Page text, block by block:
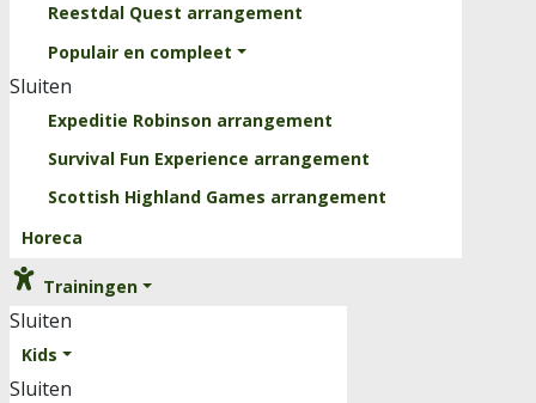
Reestdal Quest arrangement
Populair en compleet
Sluiten
Expeditie Robinson arrangement
Survival Fun Experience arrangement
Scottish Highland Games arrangement
Horeca
Trainingen
Sluiten
Kids
Sluiten